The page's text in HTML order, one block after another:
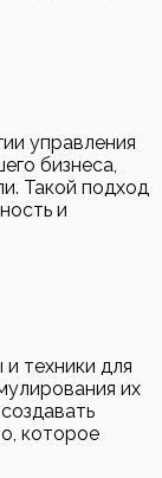
управления
бизнеса,
Такой подход
и
техники для
их
которое